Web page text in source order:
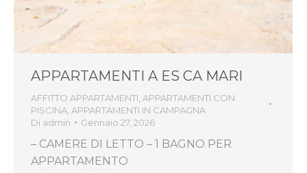
APPARTAMENTI A ES CA MARI
AFFITTO APPARTAMENTI APPARTAMENTI CON
PISCINA APPARTAMENTI IN CAMPAGNA
Di admin Gennaio 27, 2026
– CAMERE DI LETTO – 1 BAGNO PER
APPARTAMENTO